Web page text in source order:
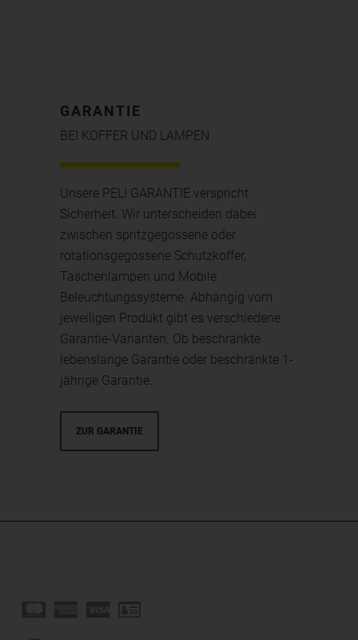
GARANTIE
BEI KOFFER UND LAMPEN
Unsere PELI GARANTIE verspricht
Sicherheit. Wir unterscheiden dabei
zwischen spritzgegossene oder
rotationsgegossene Schutzkoffer,
Taschenlampen und Mobile
Beleuchtungssysteme. Abhängig vom
jeweiligen Produkt gibt es verschiedene
Garantie-Varianten. Ob beschränkte
lebenslange Garantie oder beschränkte 1-
jährige Garantie.
ZUR GARANTIE